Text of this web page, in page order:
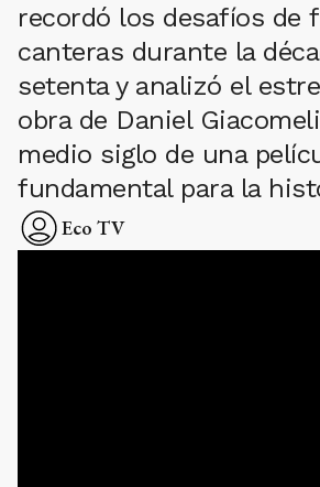
recordó los desafíos de
canteras durante la
setenta y analizó el
obra de Daniel
medio siglo de una
fundamental para la
Eco TV